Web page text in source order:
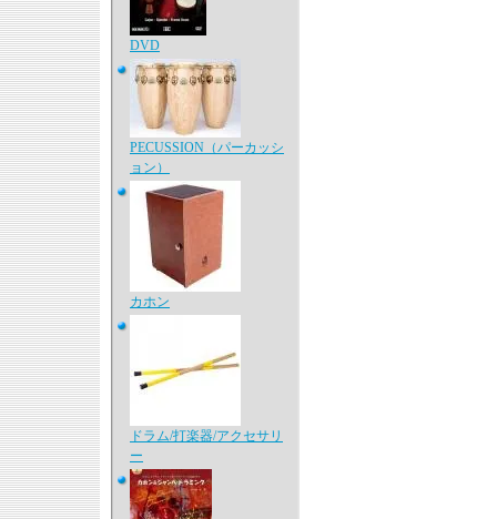
DVD
PECUSSION（パーカッシ
ョン）
カホン
ドラム/打楽器/アクセサリ
ー